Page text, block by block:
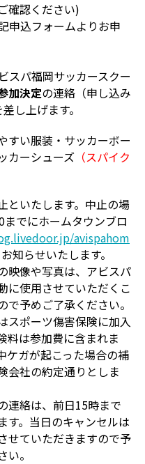
確認ください)
申込フォームよりお申
スパ福岡サッカースクー
加決定の連絡（申し込み
し上げます。
すい服装・サッカーボー
カーシューズ （スパイク
といたします。中止の場
までにホームタウンブロ
avispahom
知らせいたします。
映像や写真は、アビスパ
に使用させていただくこ
で予めご了承ください。
スポーツ傷害保険に加入
料は参加費に含まれま
ケガが起こった場合の補
会社の約定通りとしま
連絡は、前日15時まで
す。当日のキャンセルは
せていただきますので予
。